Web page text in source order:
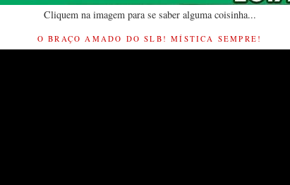
Cliquem na imagem para se saber alguma coisinha...
O BRAÇO AMADO DO SLB! MÍSTICA SEMPRE!